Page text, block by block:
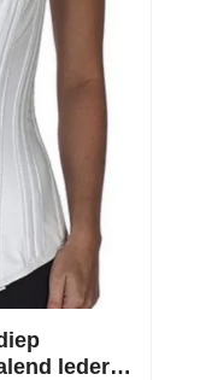
leder &